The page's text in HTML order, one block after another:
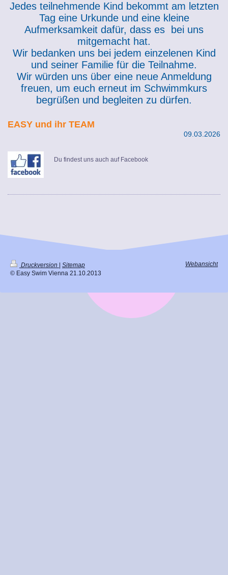
Jedes teilnehmende Kind bekommt am letzten
Tag eine Urkunde und eine kleine
Aufmerksamkeit dafür, dass es bei uns
mitgemacht hat.
Wir bedanken uns bei jedem einzelenen Kind
und seiner Familie für die Teilnahme.
Wir würden uns über eine neue Anmeldung
freuen, um euch erneut im Schwimmkurs
begrüßen und begleiten zu dürfen.
EASY und ihr TEAM
09.03.2026
Du findest uns auch auf Facebook
Druckversion
Sitemap
© Easy Swim Vienna 21.10.2013
Webansicht